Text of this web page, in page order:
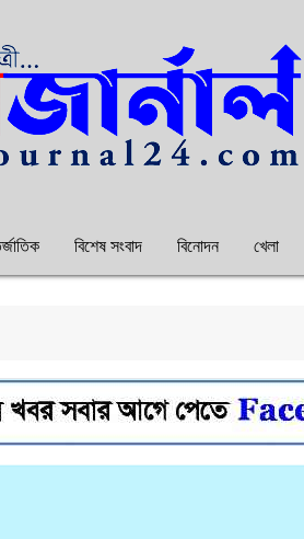
বিশেষ সংবাদ বিনোদন খেলা